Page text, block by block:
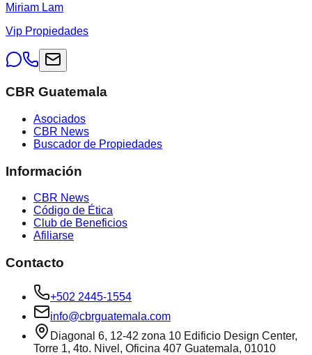
Miriam Lam
Vip Propiedades
CBR Guatemala
Asociados
CBR News
Buscador de Propiedades
Información
CBR News
Código de Ética
Club de Beneficios
Afiliarse
Contacto
+502 2445-1554
info@cbrguatemala.com
Diagonal 6, 12-42 zona 10 Edificio Design Center,
Torre 1, 4to. Nivel, Oficina 407 Guatemala, 01010